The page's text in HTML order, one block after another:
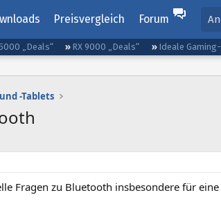
Preisvergleich Forum
„Deals“ RX 9000 „Deals“ Ideale
-Tablets
Fragen zu Bluetooth insbesondere für